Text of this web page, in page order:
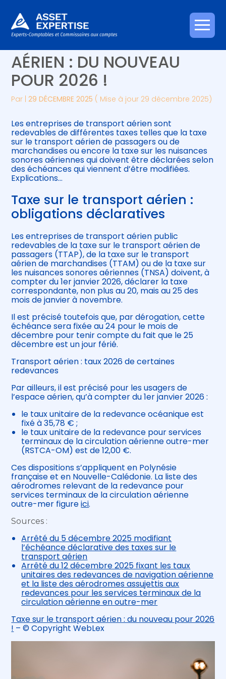
Aller
au
Créer et reprendre une activité
Gérer votre quotidien
Piloter votre entreprise
Développer votre entreprise
Construire votre patrimoine
Être prêt pour la facturation
électronique
Piloter votre gestion
Suivre votre comptabilité
Gérer vos ressources humaines
TAXE SUR LE TRANSPORT
AÉRIEN : DU NOUVEAU
POUR 2026 !
Par |29 DÉCEMBRE 2025 ( Mise à jour 29 décembre 2025)
Les entreprises de transport aérien sont
redevables de différentes taxes telles que la taxe
sur le transport aérien de passagers ou de
marchandises ou encore la taxe sur les nuisances
sonores aériennes qui doivent être déclarées selon
des échéances qui viennent d’être modifiées.
Explications…
Taxe sur le transport aérien :
obligations déclaratives
Les entreprises de transport aérien public
redevables de la taxe sur le transport aérien de
passagers (TTAP), de la taxe sur le transport
aérien de marchandises (TTAM) ou de la taxe sur
les nuisances sonores aériennes (TNSA) doivent, à
compter du 1er janvier 2026, déclarer la taxe
correspondante, non plus au 20, mais au 25 des
mois de janvier à novembre.
Il est précisé toutefois que, par dérogation, cette
échéance sera fixée au 24 pour le mois de
décembre pour tenir compte du fait que le 25
décembre est un jour férié.
Transport aérien : taux 2026 de certaines
redevances
Par ailleurs, il est précisé pour les usagers de
l’espace aérien, qu’à compter du 1er janvier 2026 :
le taux unitaire de la redevance océanique est
fixé à 35,78 € ;
le taux unitaire de la redevance pour services
terminaux de la circulation aérienne outre-mer
(RSTCA-OM) est de 12,00 €.
Ces dispositions s’appliquent en Polynésie
française et en Nouvelle-Calédonie. La liste des
aérodromes relevant de la redevance pour
services terminaux de la circulation aérienne
outre-mer figureici.
Sources :
Arrêté du 5 décembre 2025 modifiant
l’échéance déclarative des taxes sur le
transport aérien
Arrêté du 12 décembre 2025 fixant les taux
unitaires des redevances de navigation aérienne
et la liste des aérodromes assujettis aux
redevances pour les services terminaux de la
circulation aérienne en outre-mer
Taxe sur le transport aérien : du nouveau pour 2026
! – © Copyright WebLex